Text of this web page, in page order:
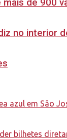
mais de 900
no interior